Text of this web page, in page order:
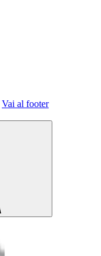
Vai al footer